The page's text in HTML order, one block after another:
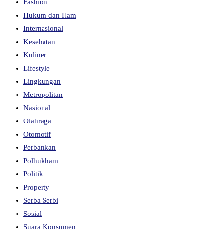
Fashion
Hukum dan Ham
Internasional
Kesehatan
Kuliner
Lifestyle
Lingkungan
Metropolitan
Nasional
Olahraga
Otomotif
Perbankan
Polhukham
Politik
Property
Serba Serbi
Sosial
Suara Konsumen